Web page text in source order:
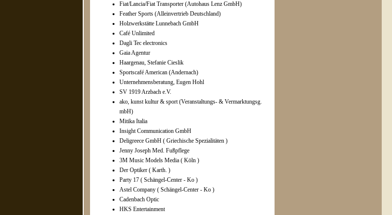
Fiat/Lancia/Fiat Transporter (Autohaus Lenz GmbH)
Feather Sports (Alleinvertrieb Deutschland)
Holzwerkstätte Lunnebach GmbH
Café Unlimited
Dagli Tec electronics
Gaia Agentur
Haargenau, Stefanie Cieslik
Sportscafé American (Andernach)
Unternehmensberatung, Eugen Hohl
SV 1919 Arzbach e.V.
ako, kunst kultur & sport (Veranstaltungs- & Vermarktungsg.
mbH)
Mitika Italia
Insight Communication GmbH
Deligreece GmbH ( Griechische Spezialitäten )
Jenny Joseph Med. Fußpflege
3M Music Models Media ( Köln )
Der Optiker ( Karth. )
Party 17 ( Schängel-Center - Ko )
Astel Company ( Schängel-Center - Ko )
Cadenbach Optic
HKS Entertainment